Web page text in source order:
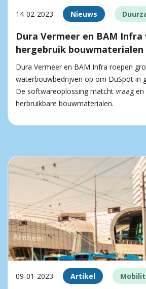
14-02-2023 Nieuws
Dura Vermeer en BAM
hergebruik bouwmaterialen
Dura Vermeer en BAM Infra roepen
waterbouwbedrijven op om DuSpot in
De softwareoplossing matcht vraag en
herbruikbare bouwmaterialen.
09-01-2023 Artikel